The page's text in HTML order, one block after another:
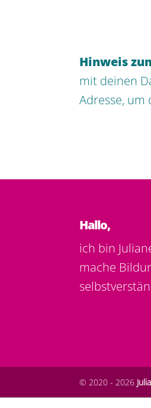
Hinweis
mit deinen
Adresse,
Hallo,
ich bin
mache
© 2020 - 2026